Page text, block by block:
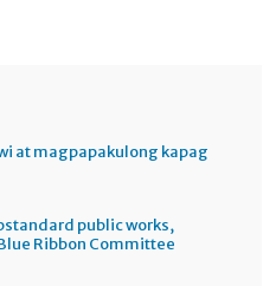
at magpapakulong kapag
public works,
Ribbon Committee